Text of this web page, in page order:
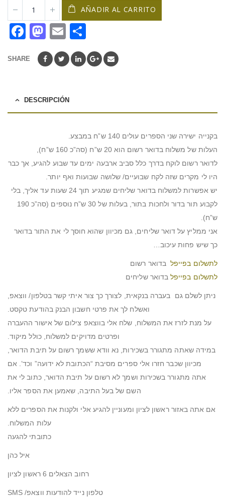
AÑADIR AL CARRITO
Facebook
Mastodon
Email
SHARE
DESCRIPCIÓN
בקנייה ישירה שני הספרים עולים 140 ש”ח במבצע.
העלות של משלוח בדואר רשום הוא 20 ש”ח (סה”כ 160 ש”ח),
לדואר רשום לוקח בדרך כלל סביב ארבעה ימים עד שבוע להגיע, אך כבר
היו לי מקרים שזה לקח שבועיים/ שלושה שבועות ואף יותר.
יש אפשרות למשלוח בדואר שליחים שמגיע תוך 24 שעות עד אליך, בלי
לקבוע תור בדור ולחכות בתור, בעלות של 30 ש”ח נוספים (סה”כ 190
ש”ח).
אני ממליץ על דואר שליחים, גם מכיוון שהוא חוסך לי את התור בדואר
כך שיש פחות עיכוב…
לתשלום בפייפל בדואר רשום
לתשלום בפייפלבדואר שליחים
ניתן לשלם גם בעברה בנקאית, לצורך כך צור איתי קשר בטלפון/ ווצאפ,
ואשלח לך את פרטי חשבון הבנק בהודעת טקסט.
על מנת לזרז את המשלוח, שלח אלי בווצאפ צילום של אישור ההעברה
ופרטים מדויקים למשלוח, כולל מיקוד.
במידה שאתה מתגורר בשכירות, נא וודא ששמך רשום על תיבת הדואר,
מכיוון שכבר חזרו אלי ספרים מסיבת “הכתובת לא ידועה” וכד’. אם
אתה מתגורר בשכירות ושמך לא רשום על תיבת הדואר, כתוב לי את
השם של בעל התיבה, שאמען את הספר אליו.
אם אתה באזור ראשון לציון ומעוניין להגיע אלי ולקנות את הספרים ללא
עלות המשלוח.
כתובתי להגעה
איל כהן
רחוב הצאלים 6 ראשון לציון
טלפון נייד להודעות ווצאפ/ SMS